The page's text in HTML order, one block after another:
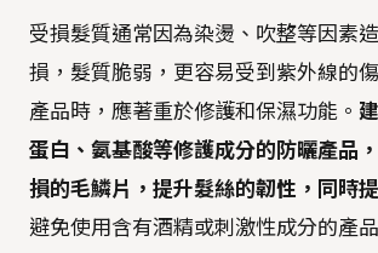
受損髮質通常因為染燙、吹整等因素
損，髮質脆弱，更容易受到紫外線的
產品時，應著重於修護和保濕功能。
蛋白、氨基酸等修護成分的防曬產品
損的毛鱗片，提升髮絲的韌性，同時
避免使用含有酒精或刺激性成分的產